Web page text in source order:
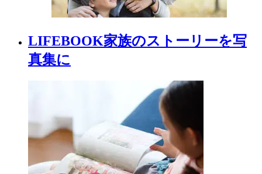
LIFEBOOK家族のストーリーを写
真集に